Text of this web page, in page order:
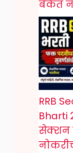
बँकेत
RRB
Bharti
सेक्शन